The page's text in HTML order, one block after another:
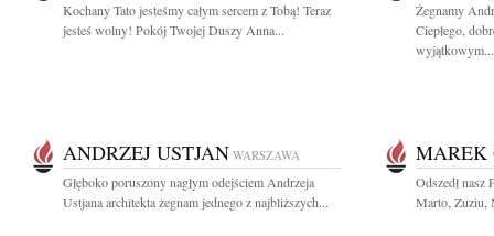
Kochany Tato jesteśmy całym sercem z Tobą! Teraz
jesteś wolny! Pokój Twojej Duszy Anna...
Żegnamy
Ciepłego,
wyjątkowym...
ANDRZEJ USTJAN WARSZAWA
Głęboko poruszony nagłym odejściem Andrzeja
Ustjana architekta żegnam jednego z najbliższych...
MAREK
Odszedł
Marto, Zuziu,